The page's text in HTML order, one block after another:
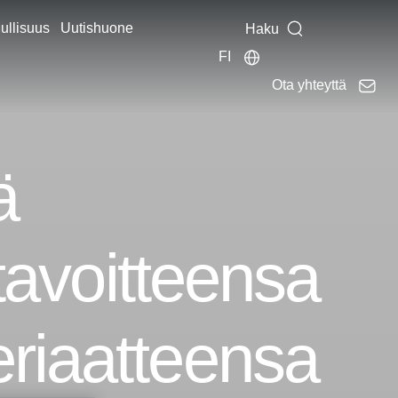
Uutishuone
Haku
FI
Ota yhteyttä